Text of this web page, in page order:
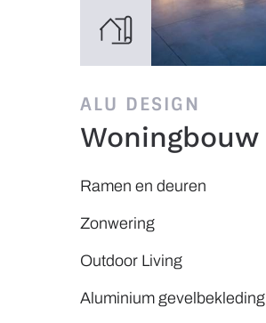
ALU DESIGN
Woningbouw
Ramen en deuren
Zonwering
Outdoor Living
Aluminium gevelbekleding